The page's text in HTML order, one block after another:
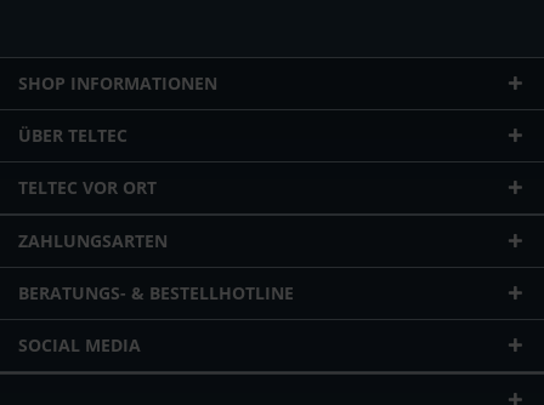
SHOP INFORMATIONEN
ÜBER TELTEC
TELTEC VOR ORT
ZAHLUNGSARTEN
BERATUNGS- & BESTELLHOTLINE
SOCIAL MEDIA